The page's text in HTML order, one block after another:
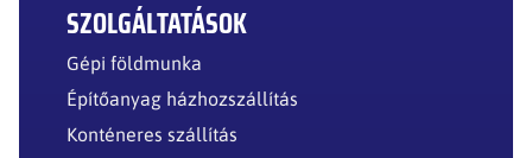
SZOLGÁLTATÁSOK
Gépi földmunka
Építőanyag házhozszállítás
Konténeres szállítás